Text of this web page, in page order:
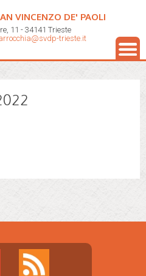
VINCENZO DE' PAOLI
11 - 34141 Trieste
trieste.it